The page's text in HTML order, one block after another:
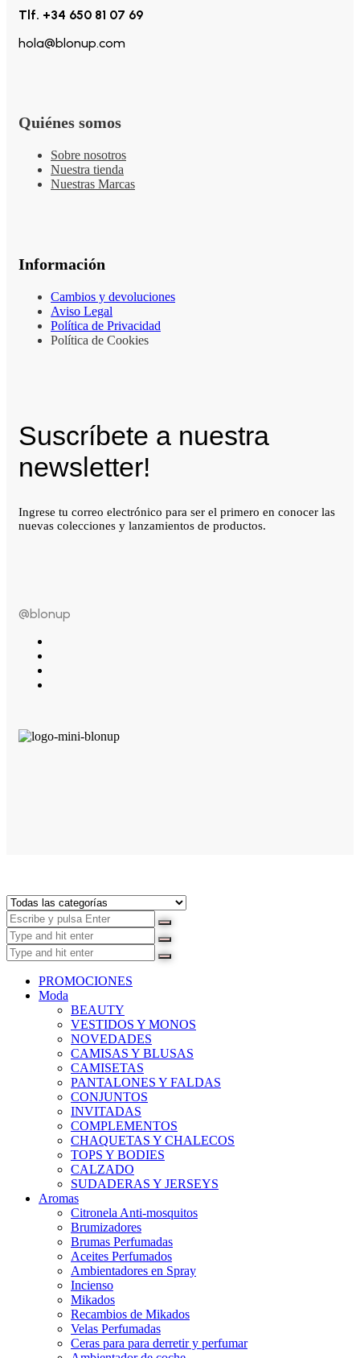
Tlf. +34 650 81 07 69
hola@blonup.com
Quiénes somos
Sobre nosotros
Nuestra tienda
Nuestras Marcas
Información
Cambios y devoluciones
Aviso Legal
Política de Privacidad
Política de Cookies
Suscríbete a nuestra
newsletter!
Ingrese tu correo electrónico para ser el primero en conocer las
nuevas colecciones y lanzamientos de productos.
@blonup
PROMOCIONES
Moda
BEAUTY
VESTIDOS Y MONOS
NOVEDADES
CAMISAS Y BLUSAS
CAMISETAS
PANTALONES Y FALDAS
CONJUNTOS
INVITADAS
COMPLEMENTOS
CHAQUETAS Y CHALECOS
TOPS Y BODIES
CALZADO
SUDADERAS Y JERSEYS
Aromas
Citronela Anti-mosquitos
Brumizadores
Brumas Perfumadas
Aceites Perfumados
Ambientadores en Spray
Incienso
Mikados
Recambios de Mikados
Velas Perfumadas
Ceras para para derretir y perfumar